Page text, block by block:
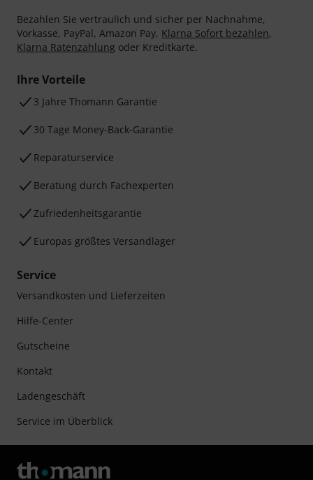
Bezahlen Sie vertraulich und sicher per Nachnahme,
Vorkasse, PayPal, Amazon Pay, Klarna Sofort bezahlen,
Klarna Ratenzahlung oder Kreditkarte.
Ihre Vorteile
3 Jahre Thomann Garantie
30 Tage Money-Back-Garantie
Reparaturservice
Beratung durch Fachexperten
Zufriedenheitsgarantie
Europas größtes Versandlager
Service
Versandkosten und Lieferzeiten
Hilfe-Center
Gutscheine
Kontakt
Ladengeschäft
Service im Überblick